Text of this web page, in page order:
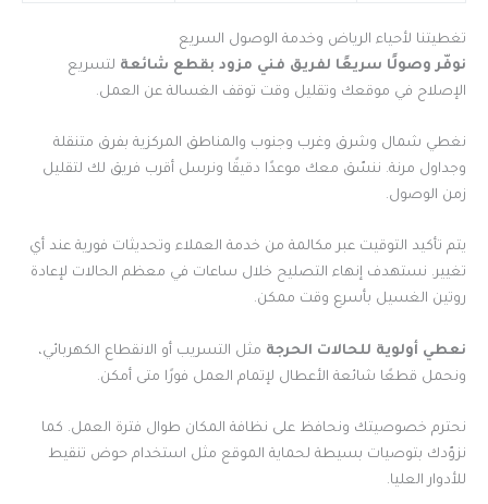
تغطيتنا لأحياء الرياض وخدمة الوصول السريع
نوفّر وصولًا سريعًا لفريق فني مزود بقطع شائعة لتسريع
الإصلاح في موقعك وتقليل وقت توقف الغسالة عن العمل.
نغطي شمال وشرق وغرب وجنوب والمناطق المركزية بفرق متنقلة
وجداول مرنة. ننسّق معك موعدًا دقيقًا ونرسل أقرب فريق لك لتقليل
زمن الوصول.
يتم تأكيد التوقيت عبر مكالمة من خدمة العملاء وتحديثات فورية عند أي
تغيير. نستهدف إنهاء التصليح خلال ساعات في معظم الحالات لإعادة
روتين الغسيل بأسرع وقت ممكن.
نعطي أولوية للحالات الحرجة مثل التسريب أو الانقطاع الكهربائي،
ونحمل قطعًا شائعة الأعطال لإتمام العمل فورًا متى أمكن.
نحترم خصوصيتك ونحافظ على نظافة المكان طوال فترة العمل. كما
نزوّدك بتوصيات بسيطة لحماية الموقع مثل استخدام حوض تنقيط
للأدوار العليا.